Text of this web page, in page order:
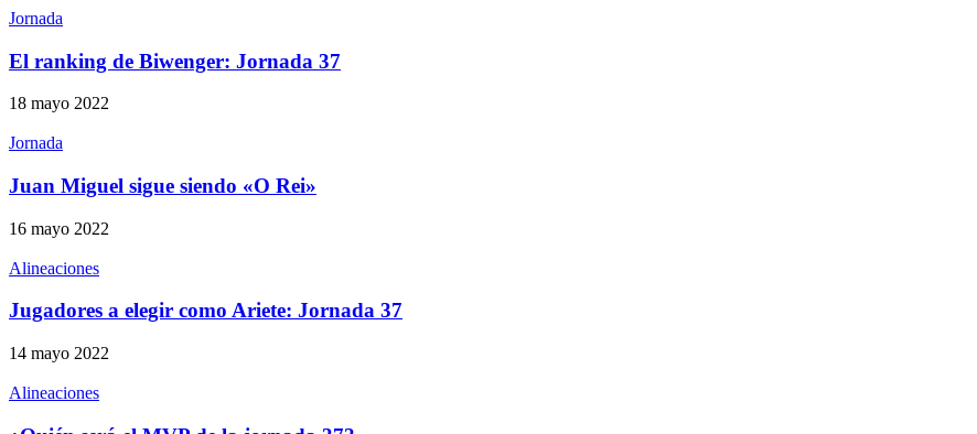
Jornada
El ranking de Biwenger: Jornada 37
18 mayo 2022
Jornada
Juan Miguel sigue siendo «O Rei»
16 mayo 2022
Alineaciones
Jugadores a elegir como Ariete: Jornada 37
14 mayo 2022
Alineaciones